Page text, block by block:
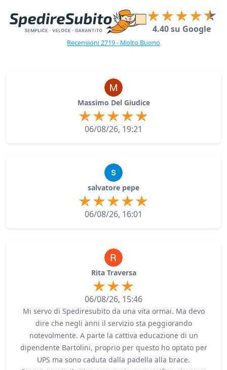
4.40 su Google
Recensioni 2719 - Molto Buono
Massimo Del Giudice
06/08/26, 19:21
salvatore pepe
06/08/26, 16:01
Rita Traversa
06/08/26, 15:46
Mi servo di Spediresubito da una vita ormai. Ma devo
dire che negli anni il servizio sta peggiorando
notevolmente. A parte la cattiva educazione di un
dipendente Bartolini, proprio per questo ho optato per
UPS ma sono caduta dalla padella alla brace.